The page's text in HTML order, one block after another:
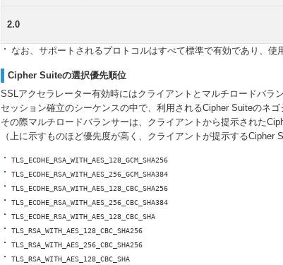
2.0
なお、サポートされるプロトコルはすべて標準で有効であり、
Cipher Suiteの選択優先順位
SSLアクセラレーター有効時にはクライアントとマルチロードバラ
セッション確立のシーケンスの中で、利用されるCipher Suiteのネゴ
その際マルチロードバランサーは、クライアントから提示された
（上に示すものほど優先度が高く、クライアントが提示する
TLS_ECDHE_RSA_WITH_AES_128_GCM_SHA256
TLS_ECDHE_RSA_WITH_AES_256_GCM_SHA384
TLS_ECDHE_RSA_WITH_AES_128_CBC_SHA256
TLS_ECDHE_RSA_WITH_AES_256_CBC_SHA384
TLS_ECDHE_RSA_WITH_AES_128_CBC_SHA
TLS_RSA_WITH_AES_128_CBC_SHA256
TLS_RSA_WITH_AES_256_CBC_SHA256
TLS_RSA_WITH_AES_128_CBC_SHA